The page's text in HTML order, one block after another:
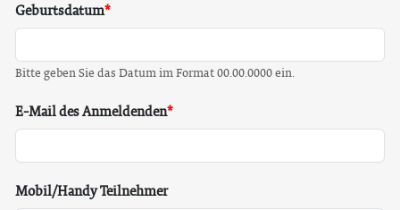
Geburtsdatum
Bitte geben Sie das Datum im Format 00.00.0000 ein.
E-Mail des Anmeldenden
Mobil/Handy Teilnehmer